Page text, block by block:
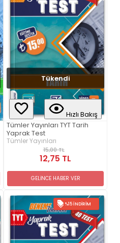
Tükendi
Hızlı Bakış
Tümler Yayınları TYT Tarih
Yaprak Test
Tümler Yayınları
15,00 TL
12,75 TL
GELİNCE HABER VER
%15 İNDIRIM